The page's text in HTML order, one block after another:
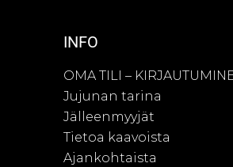
INFO
OMA TILI –
Jujunan tarina
Jälleenmyyjät
Tietoa kaavoista
Ajankohtaista